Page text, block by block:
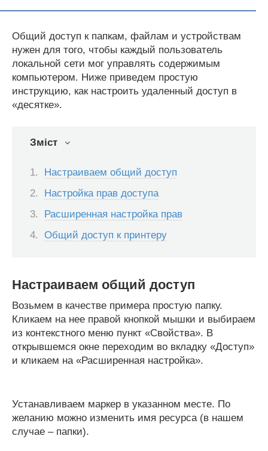
Общий доступ к папкам, файлам и устройствам
нужен для того, чтобы каждый пользователь
локальной сети мог управлять содержимым
компьютером. Ниже приведем простую
инструкцию, как настроить удаленный доступ в
«десятке».
Зміст
Настраиваем общий доступ
Настройка прав доступа
Расширенная настройка прав
Общий доступ к принтеру
Настраиваем общий доступ
Возьмем в качестве примера простую папку.
Кликаем на нее правой кнопкой мышки и выбираем
из контекстного меню пункт «Свойства». В
открывшемся окне переходим во вкладку «Доступ»
и кликаем на «Расширенная настройка».
Устанавливаем маркер в указанном месте. По
желанию можно изменить имя ресурса (в нашем
случае – папки).